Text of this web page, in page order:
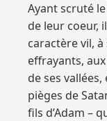
Ayant scruté
de leur coeur,
caractère vil,
effrayants,
de ses
pièges de
fils d’Adam –